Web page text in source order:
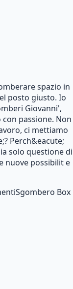
spazio in
posto giusto. Io
Giovanni',
passione. Non
ci mettiamo
Perch&eacute;
solo questione di
nuove possibilit e
Sgombero Box